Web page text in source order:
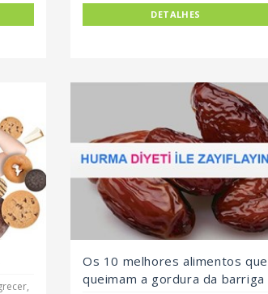
DETALHES
Os 10 melhores alimentos que
queimam a gordura da barriga